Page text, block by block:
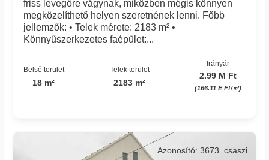
friss levegőre vágynak, miközben mégis könnyen
megközelíthető helyen szeretnének lenni. Főbb
jellemzők: • Telek mérete: 2183 m² •
Könnyűszerkezetes faépület:...
Belső terület
18 m²
Telek terület
2183 m²
Irányár
2.99 M Ft
(166.11 E Ft/㎡)
Azonosító: 3673_csaszi